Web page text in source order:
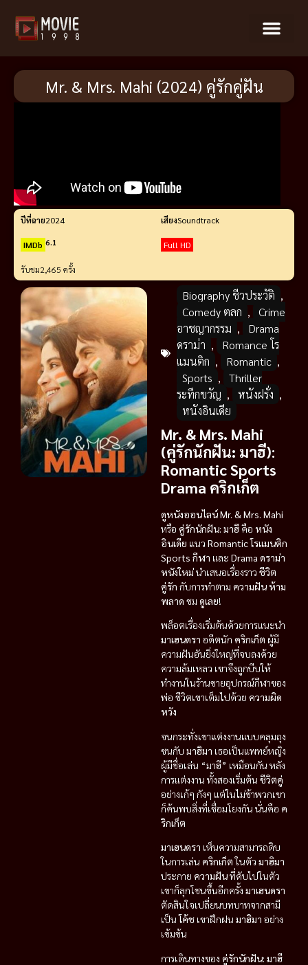
Mr. & Mrs. Mahi (2024) คู่รักคู่ฝัน
ปีที่ฉาย2024 เสียงSoundtrack
IMDb 6.1 Full HD
รับชม2,465 ครั้ง
Biography ชีวประวัติ ,
Comedy ตลก ,
Crime
อาชญากรรม ,
Drama
ดราม่า ,
Romance โร
แมนติก , Romantic ,
Sports ,
Thriller
ระทึกขวัญ , หนังฝรั่ง ,
หนังอินเดีย
Mr. & Mrs. Mahi
(คู่รักนักฝัน: มาฮี):
RomanticSports
Drama คริกเก็ต
ดูหนังออนไลน์Mr. & Mrs. Mahi
หรือ คู่รักนักฝัน: มาฮีคือ หนัง
อินเดีย แนว Romantic โรแมนติก
Sports กีฬา และ Drama ดราม่า
หนังใหม่นำเสนอเรื่องราว ชีวิต
คู่รัก กับการทำตาม ความฝันห้าม
พลาด ชม ดูเลย!
พล็อตเรื่องเริ่มต้นด้วยการแนะนำ
มาเฮนดรา อดีตนัก คริกเก็ต ผู้มี
ความฝันอันยิ่งใหญ่ที่จบลงด้วย
ความล้มเหลว เขาจึงถูกบีบให้
ทำงานในร้านขายอุปกรณ์กีฬาของ
พ่อ ชีวิตเขาเต็มไปด้วย ความผิด
หวัง
จนกระทั่งเขาแต่งงานแบบคลุมถุง
ชนกับ มาฮิมา เธอเป็นแพทย์หญิง
ผู้มีชื่อเล่น “มาฮี” เหมือนกัน หลัง
การแต่งงาน ทั้งสองเริ่มต้น ชีวิตคู่
อย่างเก้ๆ กังๆ แต่ในไม่ช้าพวกเขา
ก็ค้นพบสิ่งที่เชื่อมโยงกัน นั่นคือ ค
ริกเก็ต
มาเฮนดรา เห็นความสามารถดิบ
ในการเล่น คริกเก็ตในตัว มาฮิมา
ประกาย ความฝันที่ดับไปในตัว
เขาก็ลุกโชนขึ้นอีกครั้ง มาเฮนดรา
ตัดสินใจเปลี่ยนบทบาทจากสามี
เป็นโค้ช เขาฝึกฝน มาฮิมา อย่าง
เข้มข้น
การเดินทางของ คู่รักนักฝัน: มาฮี